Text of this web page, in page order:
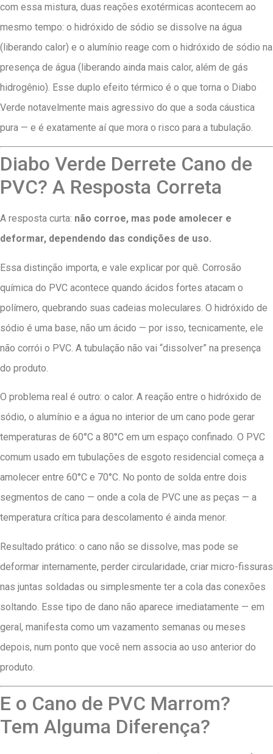
com essa mistura, duas reações exotérmicas acontecem ao
mesmo tempo: o hidróxido de sódio se dissolve na água
(liberando calor) e o alumínio reage com o hidróxido de sódio na
presença de água (liberando ainda mais calor, além de gás
hidrogênio). Esse duplo efeito térmico é o que torna o Diabo
Verde notavelmente mais agressivo do que a soda cáustica
pura — e é exatamente aí que mora o risco para a tubulação.
Diabo Verde Derrete Cano de
PVC? A Resposta Correta
A resposta curta: não corroe, mas pode amolecer e
deformar, dependendo das condições de uso.
Essa distinção importa, e vale explicar por quê. Corrosão
química do PVC acontece quando ácidos fortes atacam o
polímero, quebrando suas cadeias moleculares. O hidróxido de
sódio é uma base, não um ácido — por isso, tecnicamente, ele
não corrói o PVC. A tubulação não vai “dissolver” na presença
do produto.
O problema real é outro: o calor. A reação entre o hidróxido de
sódio, o alumínio e a água no interior de um cano pode gerar
temperaturas de 60°C a 80°C em um espaço confinado. O PVC
comum usado em tubulações de esgoto residencial começa a
amolecer entre 60°C e 70°C. No ponto de solda entre dois
segmentos de cano — onde a cola de PVC une as peças — a
temperatura crítica para descolamento é ainda menor.
Resultado prático: o cano não se dissolve, mas pode se
deformar internamente, perder circularidade, criar micro-fissuras
nas juntas soldadas ou simplesmente ter a cola das conexões
soltando. Esse tipo de dano não aparece imediatamente — em
geral, manifesta como um vazamento semanas ou meses
depois, num ponto que você nem associa ao uso anterior do
produto.
E o Cano de PVC Marrom?
Tem Alguma Diferença?